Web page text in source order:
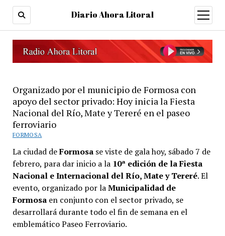
Diario Ahora Litoral
open
menu
Organizado por el municipio de Formosa con
apoyo del sector privado: Hoy inicia la Fiesta
Nacional del Río, Mate y Tereré en el paseo
ferroviario
FORMOSA
La ciudad deFormosase viste de gala hoy, sábado 7 de
febrero, para dar inicio a la 10ª edición de la Fiesta
Nacional e Internacional del Río, Mate y Tereré. El
evento, organizado por laMunicipalidad de
Formosaen conjunto con el sector privado, se
desarrollará durante todo el fin de semana en el
emblemático Paseo Ferroviario.